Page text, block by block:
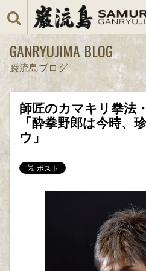
GANRYUJIMA BLOG
巌流島ブログ
師匠のカマキリ拳法
「酔拳野郎は今時、
ウ」